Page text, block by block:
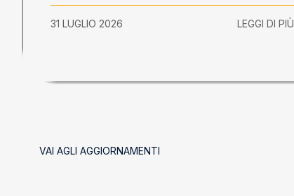
31 LUGLIO 2026 LEGGI DI PIÙ
VAI AGLI AGGIORNAMENTI